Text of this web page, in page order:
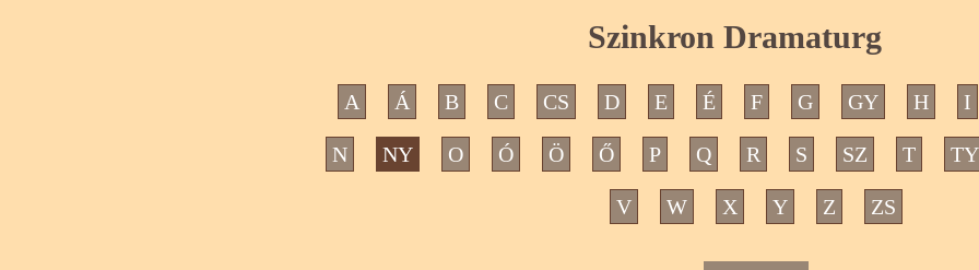
Szinkron Dramaturg
A Á B C CS D E É F G GY H I
N NY O Ó Ö Ő P Q R S SZ T TY
V W X Y Z ZS